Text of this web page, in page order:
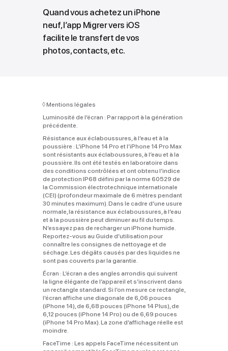
Quand vous achetez un iPhone
neuf, l’app Migrer vers iOS
facilite le transfert de vos
photos, contacts, etc.
◊Mentions légales
Luminosité de l’écran : Par rapport à la génération
précédente.
Résistance aux éclaboussures, à l’eau et à la
poussière : L’iPhone 14 Pro et l’iPhone 14 Pro Max
sont résistants aux éclaboussures, à l’eau et à la
poussière. Ils ont été testés en laboratoire dans
des conditions contrôlées et ont obtenu l’indice
de protection IP68 défini par la norme 60529 de
la Commission électrotechnique internationale
(CEI) (profondeur maximale de 6 mètres pendant
30 minutes maximum). Dans le cadre d’une usure
normale, la résistance aux éclaboussures, à l’eau
et à la poussière peut diminuer au fil du temps.
N’essayez pas de recharger un iPhone humide.
Reportez‑vous au Guide d’utilisation pour
connaître les consignes de nettoyage et de
séchage. Les dégâts causés par des liquides ne
sont pas couverts par la garantie.
Écran : L’écran a des angles arrondis qui suivent
la ligne élégante de l’appareil et s’inscrivent dans
un rectangle standard. Si l’on mesure ce rectangle,
l’écran affiche une diagonale de 6,06 pouces
(iPhone 14), de 6,68 pouces (iPhone 14 Plus), de
6,12 pouces (iPhone 14 Pro) ou de 6,69 pouces
(iPhone 14 Pro Max). La zone d’affichage réelle est
moindre.
FaceTime : Les appels FaceTime nécessitent un